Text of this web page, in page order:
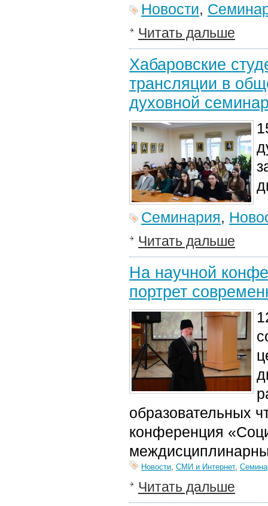
Новости,
Читать дальше
Хабаровские
трансляции в
духовной
Семинария,
Читать дальше
На научной
портрет
образовательных
конференция
Новости, СМИ и Интернет,
Читать дальше